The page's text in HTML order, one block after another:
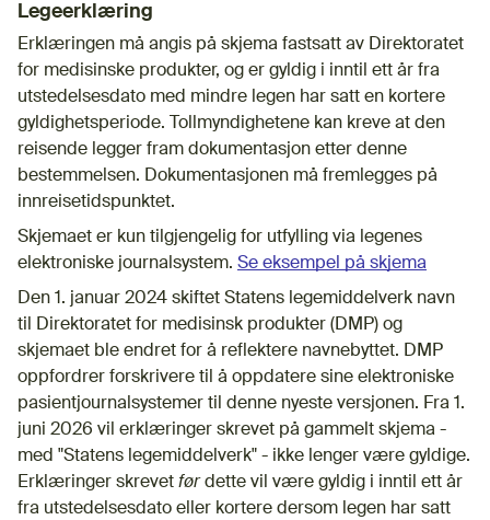
Legeerklæring
Erklæringen må angis på skjema fastsatt av Direktoratet
for medisinske produkter, og er gyldig i inntil ett år fra
utstedelsesdato med mindre legen har satt en kortere
gyldighetsperiode. Tollmyndighetene kan kreve at den
reisende legger fram dokumentasjon etter denne
bestemmelsen. Dokumentasjonen må fremlegges på
innreisetidspunktet.
Skjemaet er kun tilgjengelig for utfylling via legenes
elektroniske journalsystem. Se eksempel på skjema
Den 1. januar 2024 skiftet Statens legemiddelverk navn
til Direktoratet for medisinsk produkter (DMP) og
skjemaet ble endret for å reflektere navnebyttet. DMP
oppfordrer forskrivere til å oppdatere sine elektroniske
pasientjournalsystemer til denne nyeste versjonen. Fra 1.
juni 2026 vil erklæringer skrevet på gammelt skjema -
med "Statens legemiddelverk" - ikke lenger være gyldige.
Erklæringer skrevet førdette vil være gyldig i inntil ett år
fra utstedelsesdato eller kortere dersom legen har satt